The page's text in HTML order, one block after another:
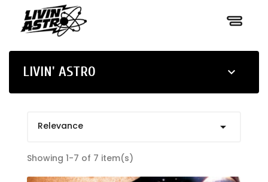
LIVIN' ASTRO 
Relevance 
Showing 1-7 of 7 item(s)